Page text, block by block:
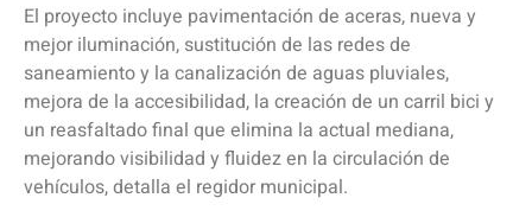
El proyecto incluye pavimentación de aceras, nueva y
mejor iluminación, sustitución de las redes de
saneamiento y la canalización de aguas pluviales,
mejora de la accesibilidad, la creación de un carril bici y
un reasfaltado final que elimina la actual mediana,
mejorando visibilidad y fluidez en la circulación de
vehículos, detalla el regidor municipal.